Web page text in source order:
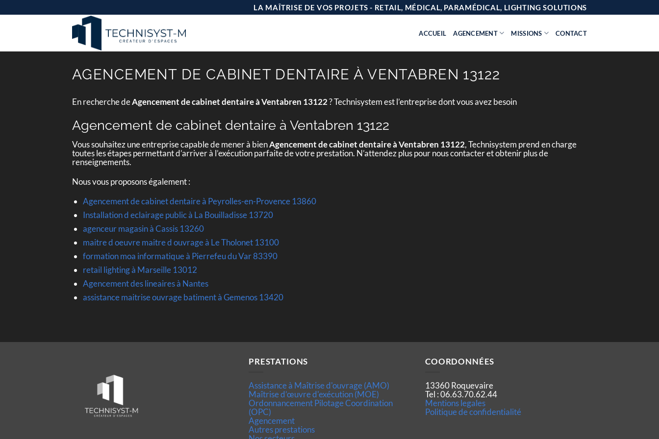
au
LA MAÎTRISE DE VOS PROJETS - RETAIL, MÉDICAL, PARAMÉDICAL, LIGHTING SOLUTIONS
ACCUEIL AGENCEMENT MISSIONS CONTACT
AGENCEMENT DE CABINET DENTAIRE À VENTABREN 13122
En recherche deAgencement de cabinet dentaire à Ventabren 13122? Technisystem est l’entreprise dont vous avez besoin
Agencement de cabinet dentaire à Ventabren 13122
Vous souhaitez une entreprise capable de mener à bienAgencement de cabinet dentaire à Ventabren 13122, Technisystem prend en charge
toutes les étapes permettant d’arriver à l’exécution parfaite de votre prestation. N’attendez plus pour nous contacter et obtenir plus de
renseignements.
Nous vous proposons également :
Agencement de cabinet dentaire à Peyrolles-en-Provence 13860
Installation d eclairage public à La Bouilladisse 13720
agenceur magasin à Cassis 13260
maitre d oeuvre maitre d ouvrage à Le Tholonet 13100
formation moa informatique à Pierrefeu du Var 83390
retail lighting à Marseille 13012
Agencement des lineaires à Nantes
assistance maitrise ouvrage batiment à Gemenos 13420
PRESTATIONS
Assistance à Maîtrise d'ouvrage (AMO)
Maîtrise d’œuvre d'exécution (MOE)
Ordonnancement Pilotage Coordination
(OPC)
Agencement
Autres prestations
COORDONNÉES
13360 Roquevaire
Tel : 06.63.70.62.44
Mentions legales
Politique de confidentialité